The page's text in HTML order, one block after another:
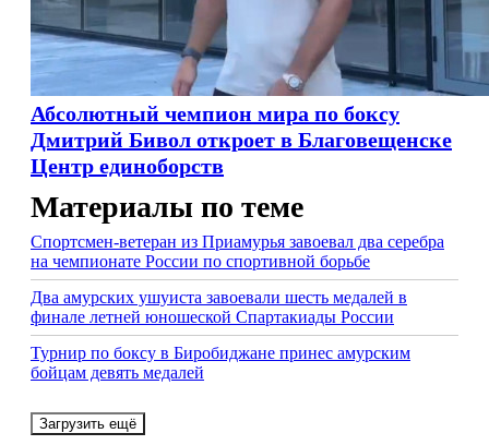
Абсолютный чемпион мира по боксу
Дмитрий Бивол откроет в Благовещенске
Центр единоборств
Материалы по теме
Спортсмен-ветеран из Приамурья завоевал два серебра
на чемпионате России по спортивной борьбе
Два амурских ушуиста завоевали шесть медалей в
финале летней юношеской Спартакиады России
Турнир по боксу в Биробиджане принес амурским
бойцам девять медалей
Загрузить ещё